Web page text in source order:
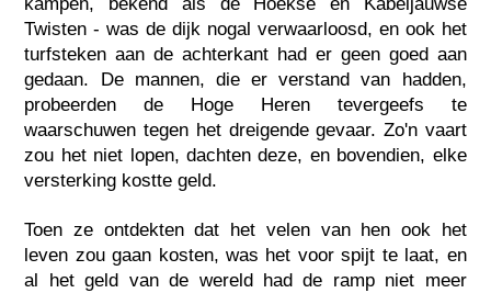
Twisten - was de dijk nogal verwaarloosd, en ook het
turfsteken aan de achterkant had er geen goed aan
gedaan. De mannen, die er verstand van hadden,
probeerden de Hoge Heren tevergeefs te
waarschuwen tegen het dreigende gevaar. Zo'n vaart
zou het niet lopen, dachten deze, en bovendien, elke
versterking kostte geld.
Toen ze ontdekten dat het velen van hen ook het
leven zou gaan kosten, was het voor spijt te laat, en
al het geld van de wereld had de ramp niet meer